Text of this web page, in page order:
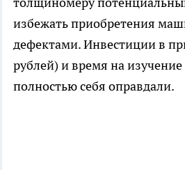
избежать приобретения
дефектами. Инвестиции в
рублей) и время на изучение
полностью себя оправдали.